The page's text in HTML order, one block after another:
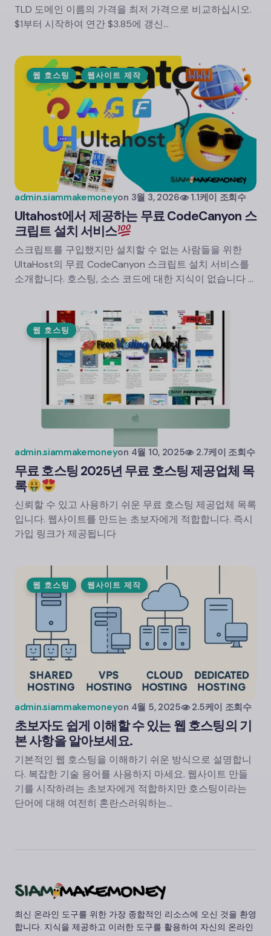
TLD 도메인 이름의 가격을 최저 가격으로 비교하십시오.
$1부터 시작하여 연간 $3.85에 갱신…
웹 호스팅 웹사이트 제작
admin.siammakemoneyon 3월 3, 2026 1.1케이 조회수
Ultahost에서 제공하는 무료 CodeCanyon 스
크립트 설치 서비스
스크립트를 구입했지만 설치할 수 없는 사람들을 위한
UltaHost의 무료 CodeCanyon 스크립트 설치 서비스를
소개합니다. 호스팅, 소스 코드에 대한 지식이 없습니다 ...
웹 호스팅
admin.siammakemoneyon 4월 10, 2025 2.7케이 조회수
무료 호스팅 2025년 무료 호스팅 제공업체 목
록
신뢰할 수 있고 사용하기 쉬운 무료 호스팅 제공업체 목록
입니다. 웹사이트를 만드는 초보자에게 적합합니다. 즉시
가입 링크가 제공됩니다
웹 호스팅 웹사이트 제작
admin.siammakemoneyon 4월 5, 2025 2.5케이 조회수
초보자도 쉽게 이해할 수 있는 웹 호스팅의 기
본 사항을 알아보세요.
기본적인 웹 호스팅을 이해하기 쉬운 방식으로 설명합니
다. 복잡한 기술 용어를 사용하지 마세요. 웹사이트 만들
기를 시작하려는 초보자에게 적합하지만 호스팅이라는
단어에 대해 여전히 혼란스러워하는…
최신 온라인 도구를 위한 가장 종합적인 리소스에 오신 것을 환영
합니다. 지식을 제공하고 이러한 도구를 활용하여 자신의 온라인